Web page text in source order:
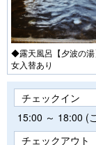
◆露天風呂【夕波の湯
女入替あり
チェックイン
15:00 ～ 18:00 (
チェックアウト